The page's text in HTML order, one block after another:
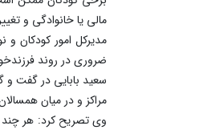
مالی یا خانوادگی و
مدیرکل امور کودکان
ضروری در روند
سعید بابایی در گفت و
مراکز و در میان
وی تصریح کرد: هر چند